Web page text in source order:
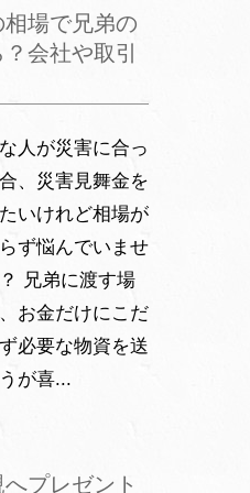
場で兄弟の
会社や取引
人が災害に合っ
、災害見舞金を
いけれど相場が
ず悩んでいませ
兄弟に渡す場
お金だけにこだ
必要な物資を送
が喜...
プレゼント